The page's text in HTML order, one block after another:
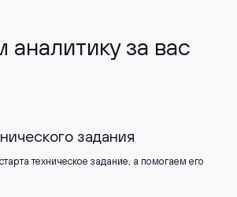
за вас
задания
техническое задание, а помогаем его